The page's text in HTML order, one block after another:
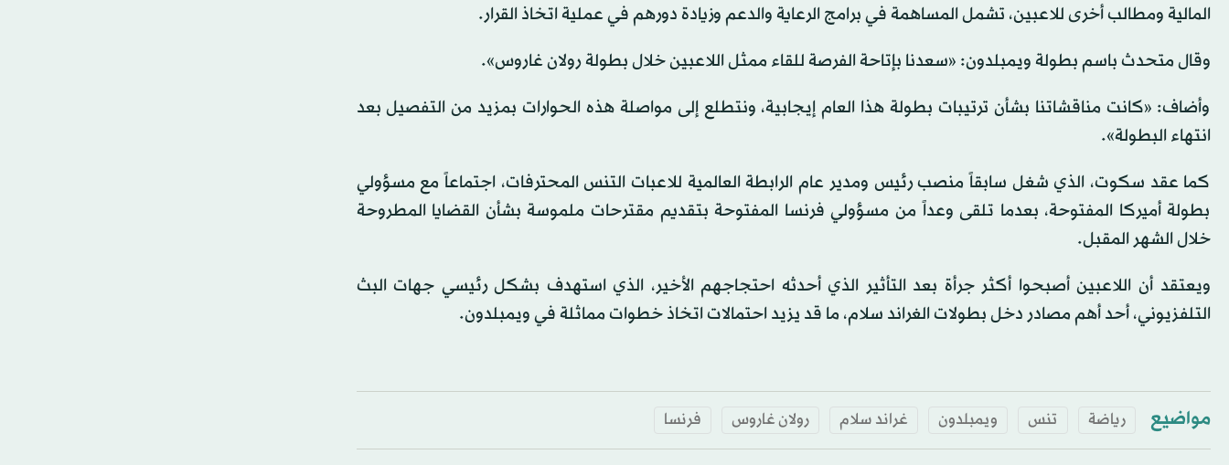
المالية ومطالب أخرى للاعبين، تشمل المساهمة في برامج الرعاية والدعم وزيادة دورهم في عملية اتخاذ القرار.
وقال متحدث باسم بطولة ويمبلدون: «سعدنا بإتاحة الفرصة للقاء ممثل اللاعبين خلال بطولة رولان غاروس».
وأضاف: «كانت مناقشاتنا بشأن ترتيبات بطولة هذا العام إيجابية، ونتطلع إلى مواصلة هذه الحوارات بمزيد من التفصيل بعد
انتهاء البطولة».
كما عقد سكوت، الذي شغل سابقاً منصب رئيس ومدير عام الرابطة العالمية للاعبات التنس المحترفات، اجتماعاً مع مسؤولي
بطولة أميركا المفتوحة، بعدما تلقى وعداً من مسؤولي فرنسا المفتوحة بتقديم مقترحات ملموسة بشأن القضايا المطروحة
خلال الشهر المقبل.
ويعتقد أن اللاعبين أصبحوا أكثر جرأة بعد التأثير الذي أحدثه احتجاجهم الأخير، الذي استهدف بشكل رئيسي جهات البث
التلفزيوني، أحد أهم مصادر دخل بطولات الغراند سلام، ما قد يزيد احتمالات اتخاذ خطوات مماثلة في ويمبلدون.
مواضيع رياضة تنس ويمبلدون غراند سلام رولان غاروس فرنسا